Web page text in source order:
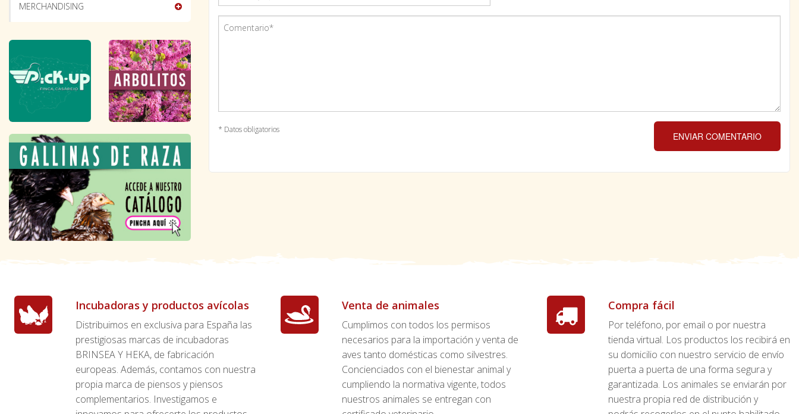
* Datos obligatorios
ENVIAR COMENTARIO
MERCHANDISING
Incubadoras y productos avícolas
Distribuimos en exclusiva para España las
prestigiosas marcas de incubadoras
BRINSEA Y HEKA, de fabricación
europeas. Además, contamos con nuestra
propia marca de piensos y piensos
complementarios. Investigamos e
Venta de animales
Cumplimos con todos los permisos
necesarios para la importación y venta de
aves tanto domésticas como silvestres.
Concienciados con el bienestar animal y
cumpliendo la normativa vigente, todos
nuestros animales se entregan con
Compra fácil
Por teléfono, por email o por nuestra
tienda virtual. Los productos los recibirá en
su domicilio con nuestro servicio de envío
puerta a puerta de una forma segura y
garantizada. Los animales se enviarán por
nuestra propia red de distribución y